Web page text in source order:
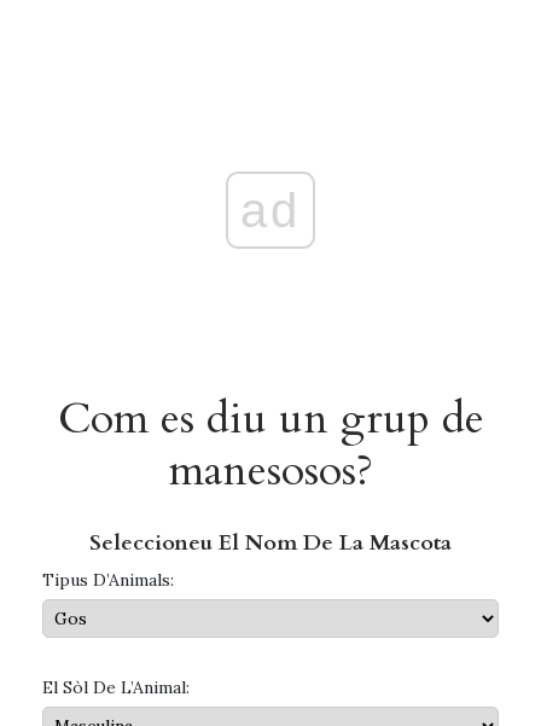
ad
Com es diu un grup de
manesosos?
Seleccioneu El Nom De La Mascota
Tipus D’Animals:
El Sòl De L’Animal: